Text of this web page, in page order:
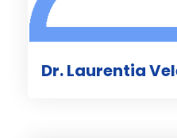
Dr. Laurentia